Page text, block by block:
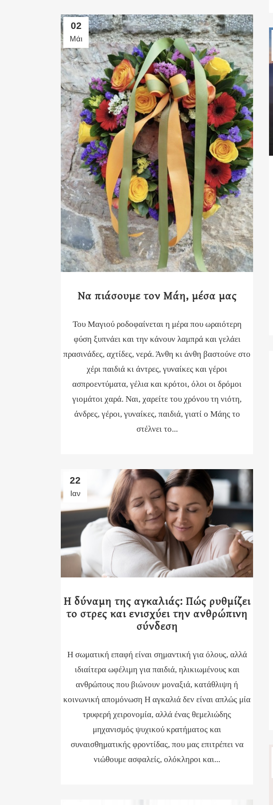
02
Μάι
Να πιάσουμε τον Μάη, μέσα μας
Του Μαγιού ροδοφαίνεται η μέρα που ωραιότερη
φύση ξυπνάει και την κάνουν λαμπρά και γελάει
πρασινάδες, αχτίδες, νερά. Άνθη κι άνθη βαστούνε στο
χέρι παιδιά κι άντρες, γυναίκες και γέροι
ασπροεντύματα, γέλια και κρότοι, όλοι οι δρόμοι
γιομάτοι χαρά. Ναι, χαρείτε του χρόνου τη νιότη,
άνδρες, γέροι, γυναίκες, παιδιά, γιατί ο Μάης το
στέλνει το...
22
Ιαν
Η δύναμη της αγκαλιάς: Πώς ρυθμίζει
το στρες και ενισχύει την ανθρώπινη
σύνδεση
Η σωματική επαφή είναι σημαντική για όλους, αλλά
ιδιαίτερα ωφέλιμη για παιδιά, ηλικιωμένους και
ανθρώπους που βιώνουν μοναξιά, κατάθλιψη ή
κοινωνική απομόνωση Η αγκαλιά δεν είναι απλώς μία
τρυφερή χειρονομία, αλλά ένας θεμελιώδης
μηχανισμός ψυχικού κρατήματος και
συναισθηματικής φροντίδας, που μας επιτρέπει να
νιώθουμε ασφαλείς, ολόκληροι και...